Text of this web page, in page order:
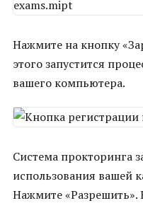
Нажмите на кнопку
этого запустится
вашего компьютера.
Система прокторинга
использования вашей
Нажмите «Разрешить».